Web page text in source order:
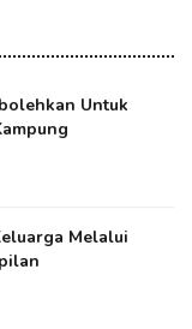
Untuk
Melalui